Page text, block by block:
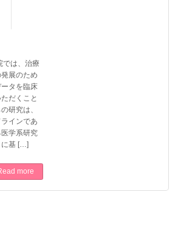
では、治療
展のため
タを臨床
だくこと
研究は、
インであ
学系研究
に基 […]
more